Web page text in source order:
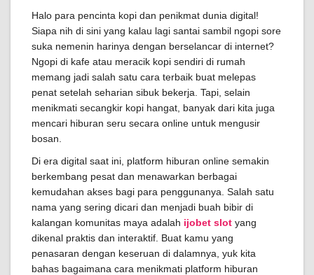
Halo para pencinta kopi dan penikmat dunia digital!
Siapa nih di sini yang kalau lagi santai sambil ngopi sore
suka nemenin harinya dengan berselancar di internet?
Ngopi di kafe atau meracik kopi sendiri di rumah
memang jadi salah satu cara terbaik buat melepas
penat setelah seharian sibuk bekerja. Tapi, selain
menikmati secangkir kopi hangat, banyak dari kita juga
mencari hiburan seru secara online untuk mengusir
bosan.
Di era digital saat ini, platform hiburan online semakin
berkembang pesat dan menawarkan berbagai
kemudahan akses bagi para penggunanya. Salah satu
nama yang sering dicari dan menjadi buah bibir di
kalangan komunitas maya adalah ijobet slot yang
dikenal praktis dan interaktif. Buat kamu yang
penasaran dengan keseruan di dalamnya, yuk kita
bahas bagaimana cara menikmati platform hiburan